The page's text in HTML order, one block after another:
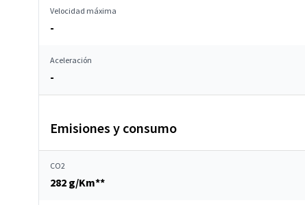
Velocidad máxima
-
Aceleración
-
Emisiones y consumo
CO2
282 g/Km**